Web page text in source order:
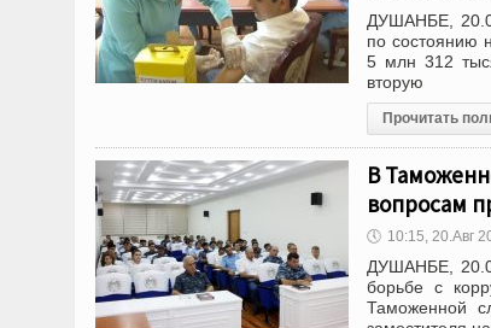
ДУШАНБЕ,
по состоянию
5 млн 312
вторую
Прочитать
В
вопросам
🕔 10:15, 20.Авг
ДУШАНБЕ,
борьбе с
Таможенной